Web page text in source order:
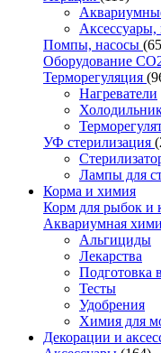
Помпы, насосы
Оборудование
Терморегуляция
Нагреватели
УФ стерилизация
Лампы для
Корма и химия
Корм для рыбок и
Аквариумная
Альгициды
Лекарства
Подготовка
Тесты
Удобрения
Химия для
Декорации и